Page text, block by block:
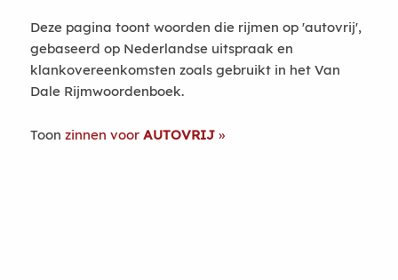
Deze pagina toont woorden die rijmen op 'autovrij',
gebaseerd op Nederlandse uitspraak en
klankovereenkomsten zoals gebruikt in het Van
Dale Rijmwoordenboek.
Toon zinnen voor AUTOVRIJ